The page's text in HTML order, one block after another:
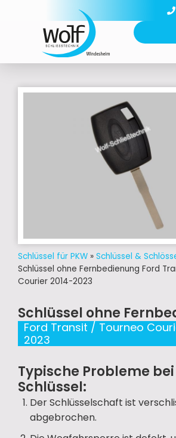
Schlüssel für PKW » Schlüssel &
Schlüssel ohne Fernbedienung Ford
Courier 2014-2023
Schlüssel ohne
Ford Transit / Tourneo
2023
Typische Probleme
Schlüssel:
Der Schlüsselschaft ist
abgebrochen.